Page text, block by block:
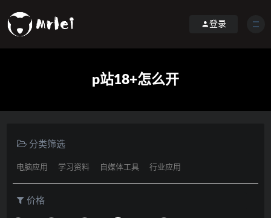
登录
p站18+怎么开
分类筛选
电脑应用 学习资料 自媒体工具 行业应用
价格